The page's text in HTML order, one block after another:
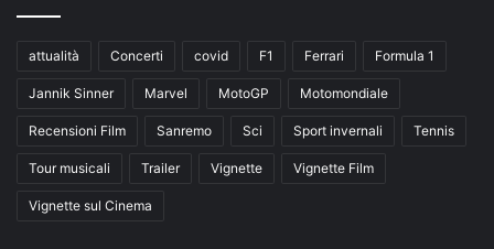
attualità Concerti covid F1 Ferrari Formula 1
Jannik Sinner Marvel MotoGP Motomondiale
Recensioni Film Sanremo Sci Sport invernali Tennis
Tour musicali Trailer Vignette Vignette Film
Vignette sul Cinema